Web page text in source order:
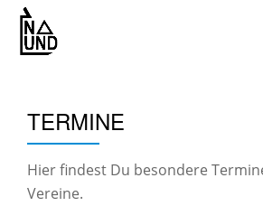
TERMINE
Hier findest Du besondere
Vereine.